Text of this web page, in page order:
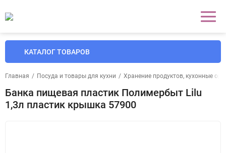
КАТАЛОГ ТОВАРОВ
Главная / Посуда и товары для кухни / Хранение продуктов, кухонные
Банка пищевая пластик Полимербыт Lilu
1,3л пластик крышка 57900